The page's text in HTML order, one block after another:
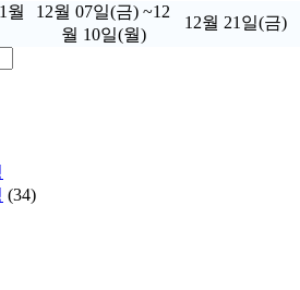
월
12월 07일(금) ~12
월 10일(월)
12월 21일(금)
(34)